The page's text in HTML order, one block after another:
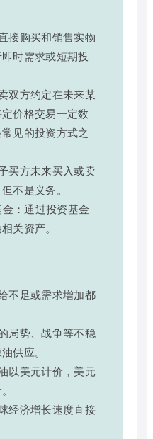
接购买和销售实物
时需求或短期投
双方约定在未来某
价格交易一定数
见的投资方式之
买方未来买入或卖
不是义务。
：通过投资基金
关资产。
不足或需求增加都
局势、战争等不稳
供应。
以美元计价，美元
经济增长速度直接